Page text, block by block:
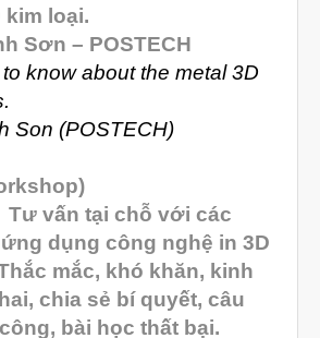
Tháng Bảy 2026
Tháng Tư 2026
Tháng Ba 2026
Tháng Hai 2026
Tháng Một 2026
kim loại.
Sơn – POSTECH
know about the metal 3D
Son (POSTECH)
Tư vấn tại chỗ với các
dụng công nghệ in 3D
mắc, khó khăn, kinh
chia sẻ bí quyết, câu
bài học thất bại.